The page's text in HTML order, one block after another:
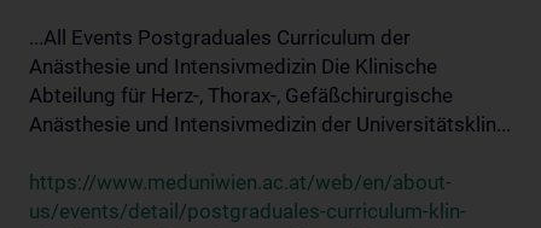
...All Events Postgraduales Curriculum der
Anästhesie und Intensivmedizin Die Klinische
Abteilung für Herz-, Thorax-, Gefäßchirurgische
Anästhesie und Intensivmedizin der Universitätsklin...
https://www.meduniwien.ac.at/web/en/about-
us/events/detail/postgraduales-curriculum-klin-